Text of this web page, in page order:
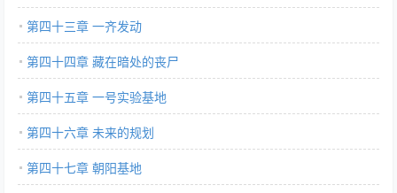
第四十三章 一齐发动
第四十四章 藏在暗处的丧尸
第四十五章 一号实验基地
第四十六章 未来的规划
第四十七章 朝阳基地